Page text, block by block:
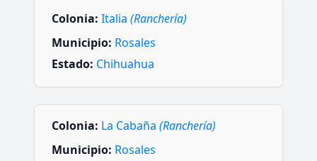
Colonia: Italia (Ranchería)
Municipio: Rosales
Estado: Chihuahua
Colonia: La Cabaña (Ranchería)
Municipio: Rosales